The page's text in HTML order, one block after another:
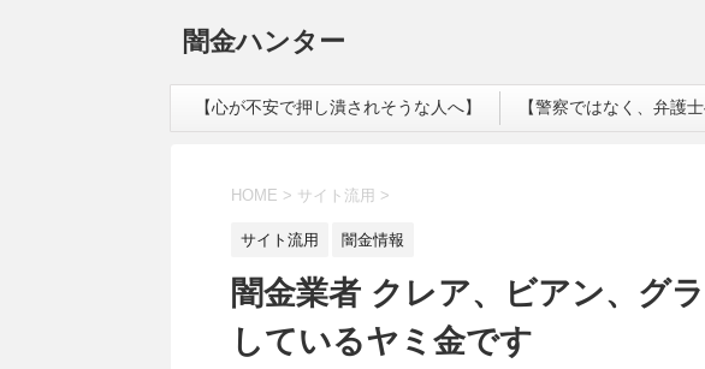
闇金ハンター
【心が不安で押し潰されそうな人へ】 【警察ではなく、弁護
HOME > サイト流用 >
サイト流用 闇金情報
闇金業者 クレア、ビアン、グ
しているヤミ金です